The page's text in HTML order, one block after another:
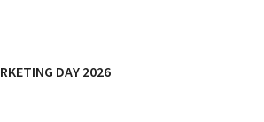
DAY 2026